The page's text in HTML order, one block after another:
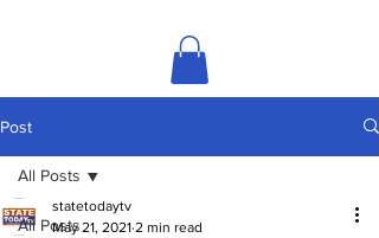
Post
All Posts
All Posts
statetodaytv
May 21, 2021 2 min read